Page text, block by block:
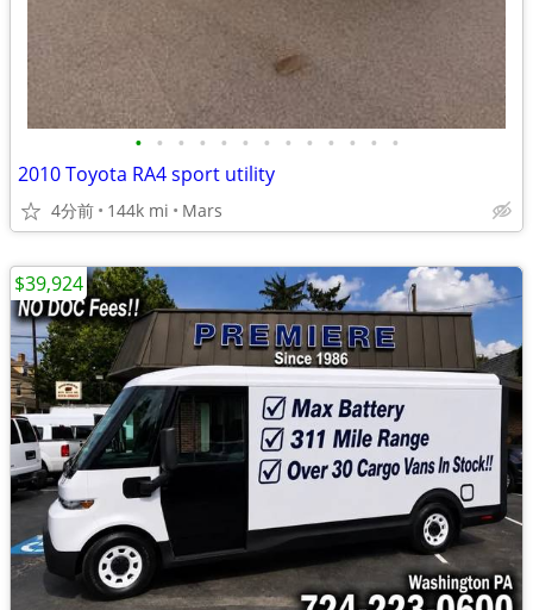
• • • • • • • • • • • • •
2010 Toyota RA4 sport utility
4分前 144k mi Mars
$39,924